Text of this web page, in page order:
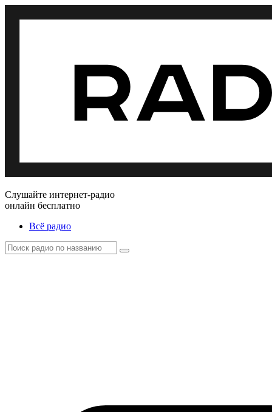
Слушайте интернет-радио
онлайн бесплатно
Всё радио